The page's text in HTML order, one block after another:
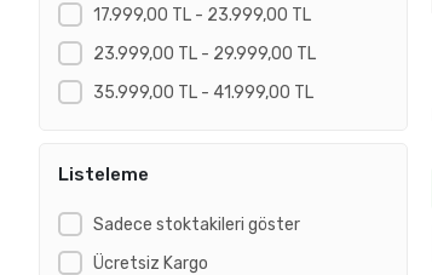
17.999,00 TL - 23.999,00 TL
23.999,00 TL - 29.999,00 TL
35.999,00 TL - 41.999,00 TL
Listeleme
Sadece stoktakileri göster
Ücretsiz Kargo